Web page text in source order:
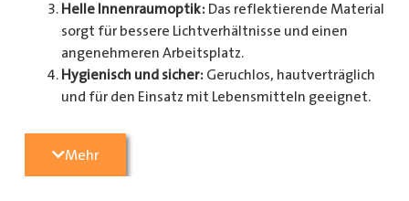
Helle Innenraumoptik: Das reflektierende Material
sorgt für bessere Lichtverhältnisse und einen
angenehmeren Arbeitsplatz.
Hygienisch und sicher: Geruchlos, hautverträglich
und für den Einsatz mit Lebensmitteln geeignet.
Radkastenschutz, großflächigen Seitenteilen und
mehr.
Mehr